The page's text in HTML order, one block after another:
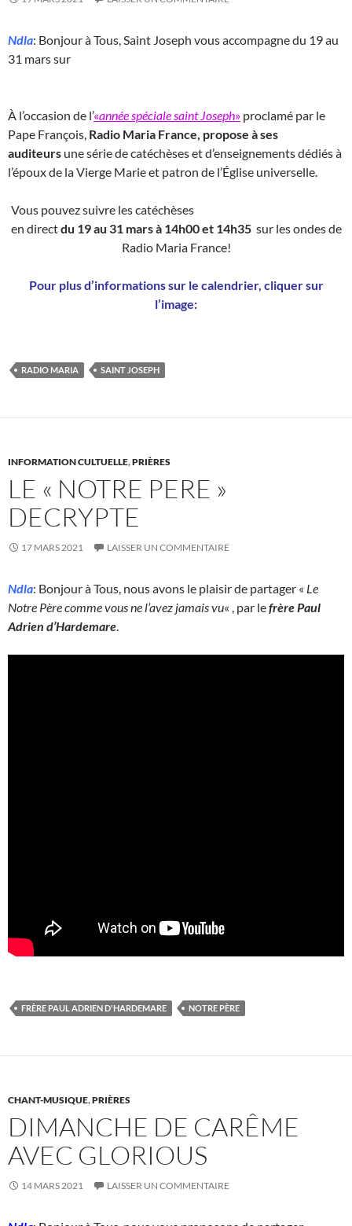
Ndla: Bonjour à Tous, Saint Joseph vous accompagne du 19 au
31 mars sur
À l’occasion de l’«année spéciale saint Joseph» proclamé par le
Pape François, Radio Maria France, propose à ses
auditeurs une série de catéchèses et d’enseignements dédiés à
l’époux de la Vierge Marie et patron de l’Église universelle.
Vous pouvez suivre les catéchèses
en directdu 19 au 31 mars à 14h00 et 14h35sur les ondes de
Radio Maria France!
Pour plus d’informations sur le calendrier, cliquer sur
l’image:
RADIO MARIA SAINT JOSEPH
INFORMATION CULTUELLE,PRIÈRES
LE « NOTRE PERE »
DECRYPTE
17 MARS 2021 LAISSER UN COMMENTAIRE
Ndla: Bonjour à Tous, nous avons le plaisir de partager « Le
Notre Père comme vous ne l’avez jamais vu« , par lefrère Paul
Adrien d’Hardemare.
FRÈRE PAUL ADRIEN D'HARDEMARE NOTRE PÈRE
CHANT-MUSIQUE,PRIÈRES
DIMANCHE DE CARÊME
AVEC GLORIOUS
14 MARS 2021 LAISSER UN COMMENTAIRE